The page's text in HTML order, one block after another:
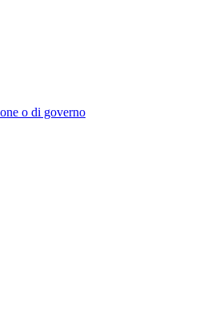
o di governo